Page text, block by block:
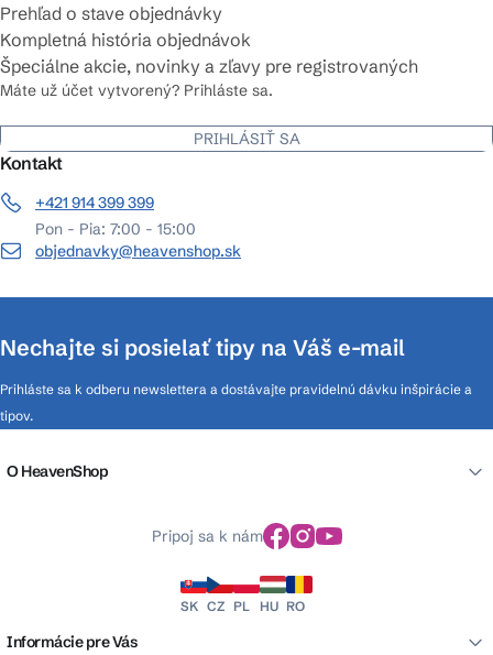
Prehľad o stave objednávky
Kompletná história objednávok
Špeciálne akcie, novinky a zľavy pre registrovaných
Máte už účet vytvorený? Prihláste sa.
PRIHLÁSIŤ SA
Kontakt
+421 914 399 399
Pon - Pia: 7:00 - 15:00
objednavky@heavenshop.sk
Nechajte si posielať tipy na Váš e-mail
Prihláste sa k odberu newslettera a dostávajte pravidelnú dávku inšpirácie a
tipov.
O HeavenShop
Pripoj sa k nám
SK CZ PL HU RO
Informácie pre Vás